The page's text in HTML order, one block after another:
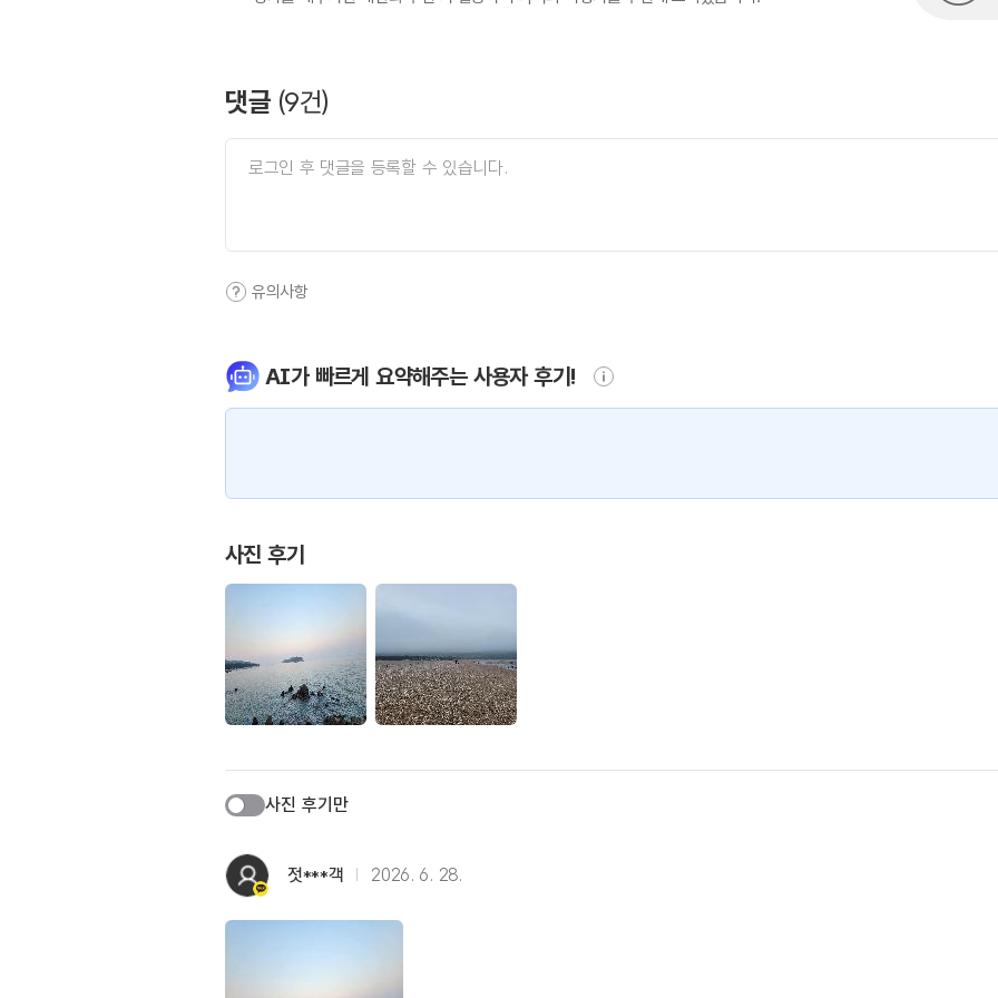
댓글 (9건)
유의사항
AI가 빠르게 요약해주는 사용자 후기!
사진 후기
사진 후기만
젓***객 2026. 6. 28.